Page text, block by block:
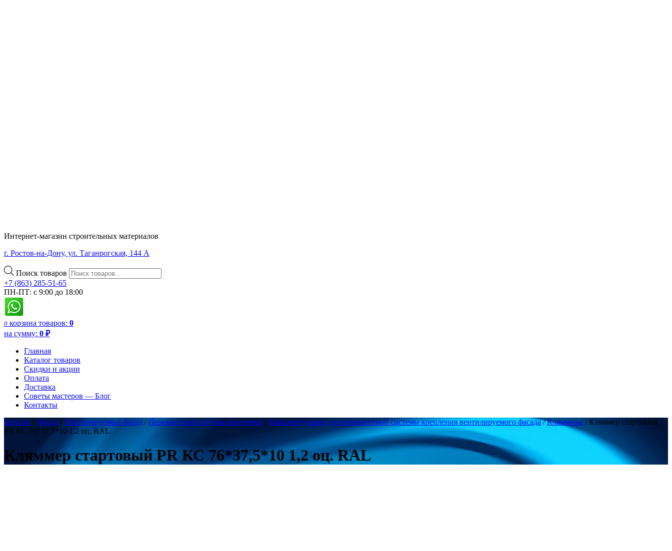
Интернет-магазин строительных материалов
г. Ростов-на-Дону, ул. Таганрогская, 144 А
Поиск товаров
+7 (863) 285-51-65
ПН-ПТ: с 9:00 до 18:00
0 корзина товаров: 0
на сумму: 0 ₽
Главная
Каталог товаров
Скидки и акции
Оплата
Доставка
Советы мастеров — Блог
Контакты
Каталог / Фасад /Вентилируемый фасад /Перекрестная система крепления / Комплектующие для перекрестной системы крепления вентилируемого фасада/Кляммеры / Кляммер стартовый
PR КС 76*37,5*10 1,2 оц. RAL
Кляммер стартовый PR КС 76*37,5*10 1,2 оц. RAL